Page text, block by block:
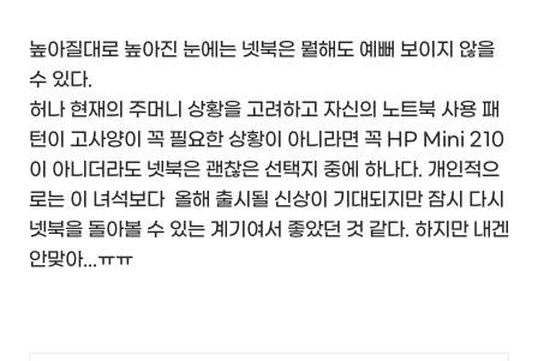
높아질대로 높아진 눈에는 넷북은 뭘해도 예뻐 보이지 않을
수 있다.
허나 현재의 주머니 상황을 고려하고 자신의 노트북 사용 패
턴이 고사양이 꼭 필요한 상황이 아니라면 꼭 HP Mini 210
이 아니더라도 넷북은 괜찮은 선택지 중에 하나다. 개인적으
로는 이 녀석보다 올해 출시될 신상이 기대되지만 잠시 다시
넷북을 돌아볼 수 있는 계기여서 좋았던 것 같다. 하지만 내겐
안맞아...ㅠㅠ